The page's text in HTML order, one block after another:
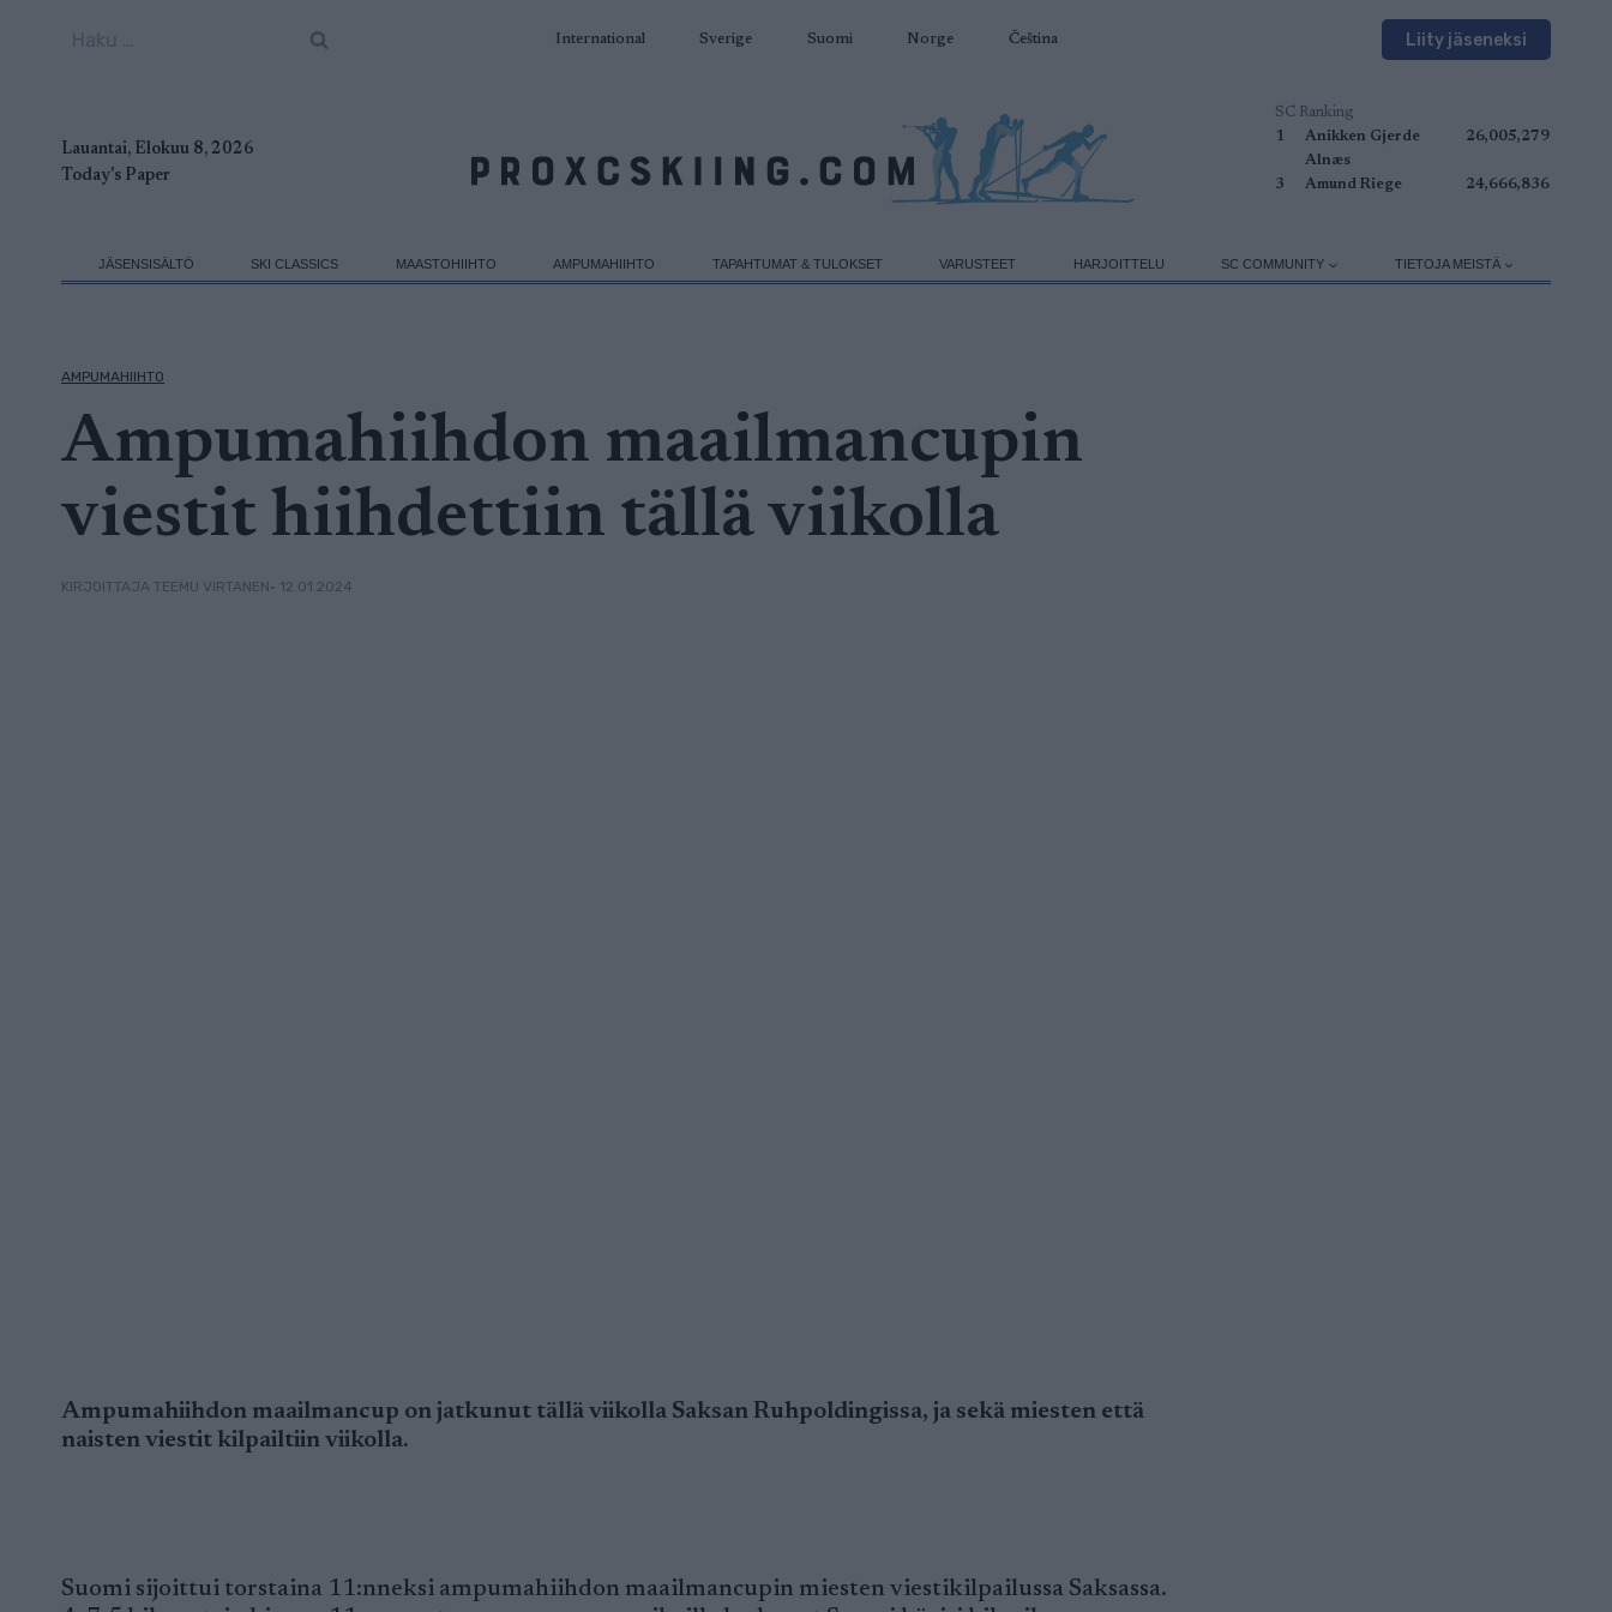
International Sverige Suomi Norge Čeština Liity jäseneksi
Lauantai, Elokuu 8, 2026
Today's Paper
SC Ranking
1
Anikken Gjerde
Alnæs
26,005,279
3 Amund Riege 24,666,836
JÄSENSISÄLTÖ SKI CLASSICS MAASTOHIIHTO AMPUMAHIIHTO TAPAHTUMAT & TULOKSET VARUSTEET HARJOITTELU SC COMMUNITY TIETOJA MEISTÄ
AMPUMAHIIHTO
Ampumahiihdon maailmancupin
viestit hiihdettiin tällä viikolla
KIRJOITTAJA TEEMU VIRTANEN• 12.01.2024
Ampumahiihdon maailmancup on jatkunut tällä viikolla Saksan Ruhpoldingissa, ja sekä miesten että
naisten viestit kilpailtiin viikolla.
Suomi sijoittui torstaina 11:nneksi ampumahiihdon maailmancupin miesten viestikilpailussa Saksassa.